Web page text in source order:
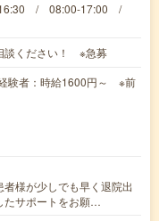
16:30 / 08:00-17:00 /
談ください！ ※急募
験者：時給1600円～ ※前
者様が少しでも早く退院出
たサポートをお願…